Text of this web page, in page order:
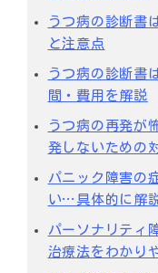
うつ病の診断書
と注意点
うつ病の診断書
間・費用を解説
うつ病の再発が
発しないための
パニック障害の
い…具体的に解
パーソナリティ
治療法をわかり